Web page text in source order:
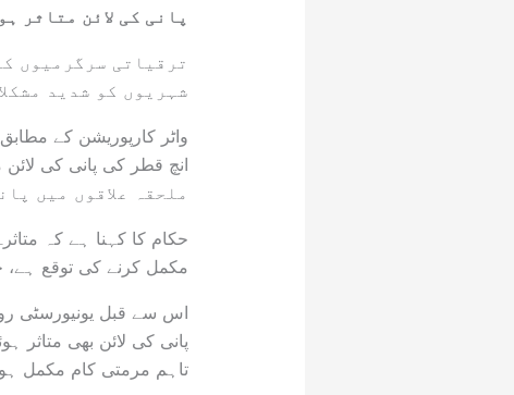
پانی کی لائن متاثر
ترقیاتی سرگرمیوں
شہریوں کو شدید
ملحقہ علاقوں میں
حکام کا کہنا ہے کہ
مکمل کرنے کی توقع ہے،
پانی کی لائن بھی
تاہم مرمتی کام مکمل